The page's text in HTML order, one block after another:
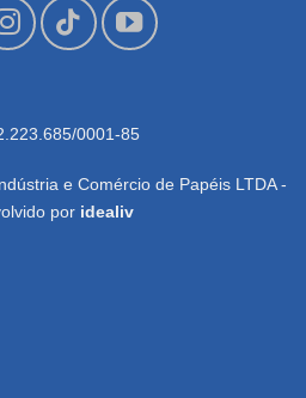
0001-85
e Comércio de Papéis LTDA -
por idealiv